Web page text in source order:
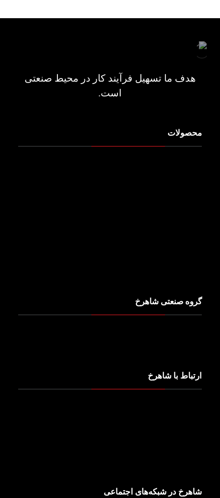
هدف ما تسهیل فرآیند کار در محیط صنعتی
است.
محصولات
گروه صنعتی شاهرخ
ارتباط با شاهرخ
شاهرخ در شبکه‌های اجتماعی